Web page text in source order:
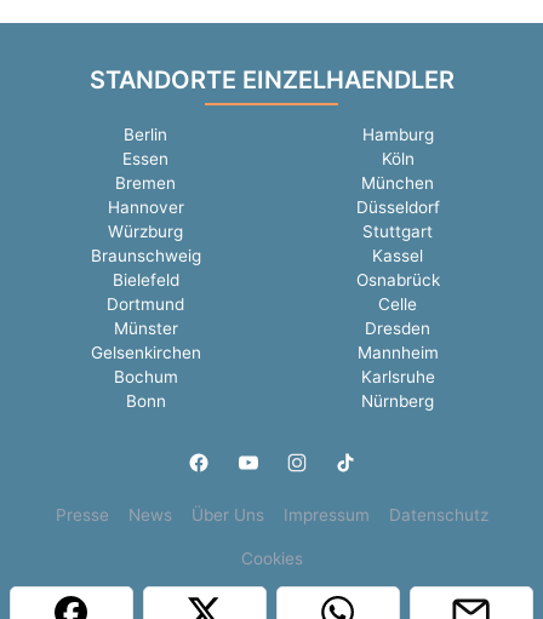
STANDORTE EINZELHAENDLER
Berlin
Hamburg
Essen
Köln
Bremen
München
Hannover
Düsseldorf
Würzburg
Stuttgart
Braunschweig
Kassel
Bielefeld
Osnabrück
Dortmund
Celle
Münster
Dresden
Gelsenkirchen
Mannheim
Bochum
Karlsruhe
Bonn
Nürnberg
Presse News Über Uns Impressum Datenschutz
Cookies